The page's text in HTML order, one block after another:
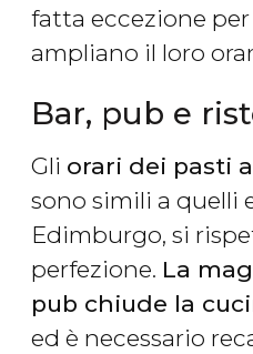
fatta eccezione
ampliano il loro
Bar, pub e
Gli orari dei pasti
sono simili a quelli
Edimburgo, si
perfezione. La
pub chiude la
ed è necessario